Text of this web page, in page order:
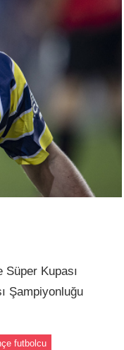
Kupası
Şampiyonluğu
futbolcu